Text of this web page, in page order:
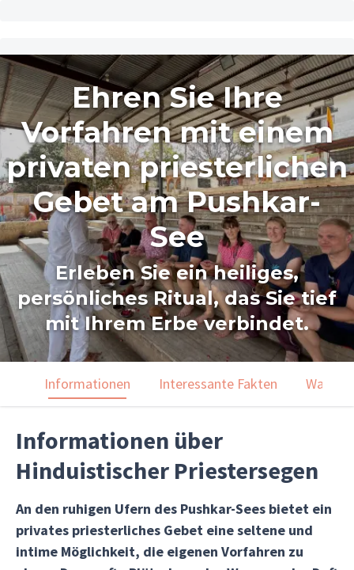
Ehren Sie Ihre
Vorfahren mit einem
privaten priesterlichen
Gebet am Pushkar-
See
Erleben Sie ein heiliges,
persönliches Ritual, das Sie tief
mit Ihrem Erbe verbindet.
Informationen Interessante Fakten Was du
Informationen über
Hinduistischer Priestersegen
An den ruhigen Ufern des Pushkar-Sees bietet ein
privates priesterliches Gebet eine seltene und
intime Möglichkeit, die eigenen Vorfahren zu